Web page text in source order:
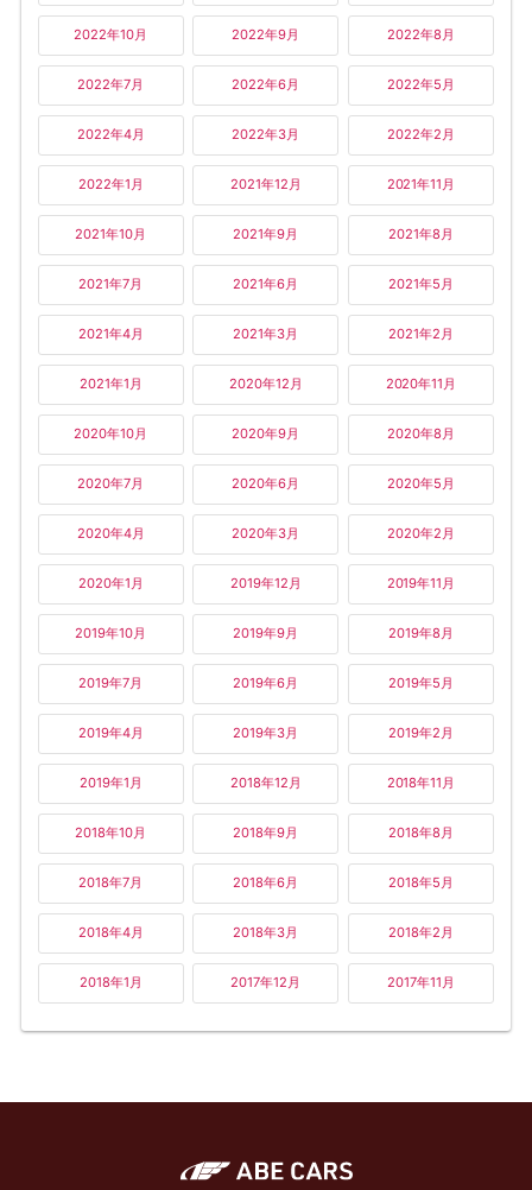
2022年10月 2022年9月 2022年8月
2022年7月 2022年6月 2022年5月
2022年4月 2022年3月 2022年2月
2022年1月 2021年12月 2021年11月
2021年10月 2021年9月 2021年8月
2021年7月 2021年6月 2021年5月
2021年4月 2021年3月 2021年2月
2021年1月 2020年12月 2020年11月
2020年10月 2020年9月 2020年8月
2020年7月 2020年6月 2020年5月
2020年4月 2020年3月 2020年2月
2020年1月 2019年12月 2019年11月
2019年10月 2019年9月 2019年8月
2019年7月 2019年6月 2019年5月
2019年4月 2019年3月 2019年2月
2019年1月 2018年12月 2018年11月
2018年10月 2018年9月 2018年8月
2018年7月 2018年6月 2018年5月
2018年4月 2018年3月 2018年2月
2018年1月 2017年12月 2017年11月